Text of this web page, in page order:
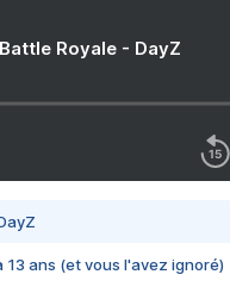
Royale - DayZ
13 ans (et vous l'avez ignoré)